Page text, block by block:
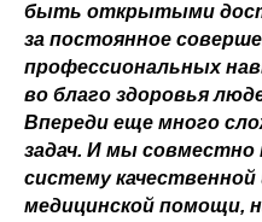
быть открытыми
за постоянное
профессиональных
во благо здоровья
Впереди еще много
задач. И мы
систему
медицинской помощи,